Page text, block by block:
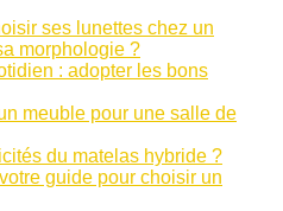
ses lunettes chez un
morphologie ?
: adopter les bons
meuble pour une salle de
du matelas hybride ?
guide pour choisir un